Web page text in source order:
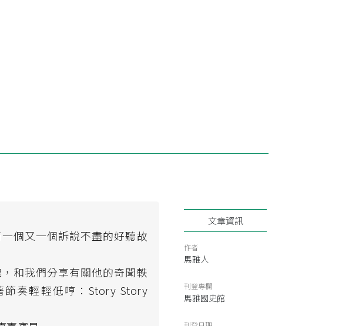
個又一個訴說不盡的好聽故
和我們分享有關他的奇聞軼
奏輕輕低哼：Story Story
文章資訊
作者
馬雅人
刊登專欄
馬雅國史館